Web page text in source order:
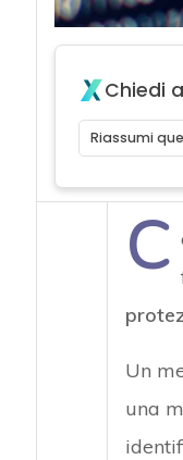
Chiedi
Riassumi
C
Un
una